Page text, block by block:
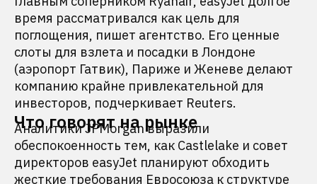
время рассматривался как цель для
поглощения, пишет агентство. Его ценные
слоты для взлета и посадки в Лондоне
(аэропорт Гатвик), Париже и Женеве делают
компанию крайне привлекательной для
инвесторов, подчеркивает Reuters.
Что говорят на рынке
Аналитики JPMorgan выразили
обеспокоенность тем, как Castlelake и совет
директоров easyJet планируют обходить
жесткие требования Евросоюза к структуре